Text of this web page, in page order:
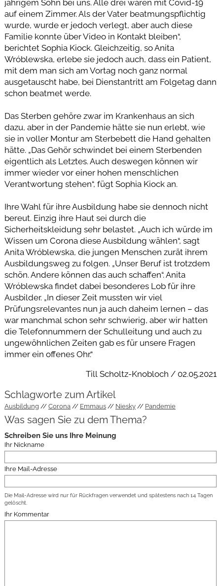
jährigem Sohn bei uns. Alle drei waren mit Covid-19
auf einem Zimmer. Als der Vater beatmungspflichtig
wurde, wurde er jedoch verlegt, aber auch diese
Familie konnte über Video in Kontakt bleiben“,
berichtet Sophia Kiock. Gleichzeitig, so Anita
Wróblewska, erlebe sie jedoch auch, dass ein Patient,
mit dem man sich am Vortag noch ganz normal
ausgetauscht habe, bei Dienstantritt am Folgetag dann
schon beatmet werde.
Das Sterben gehöre zwar im Krankenhaus an sich
dazu, aber in der Pandemie hätte sie nun erlebt, wie
sie in voller Montur am Sterbebett die Hand gehalten
hätte. „Das Gehör schwindet bei einem Sterbenden
eigentlich als Letztes. Auch deswegen können wir
immer wieder vor einer hohen menschlichen
Verantwortung stehen“, fügt Sophia Kiock an.
Ihre Wahl für ihre Ausbildung habe sie dennoch nicht
bereut. Einzig ihre Haut sei durch die
Sicherheitskleidung sehr belastet. „Auch ich würde im
Wissen um Corona diese Ausbildung wählen“, sagt
Anita Wróblewska, die jungen Menschen zurät ihrem
Ausbildungsweg zu folgen. „Unser Beruf ist trotzdem
schön. Andere können das auch schaffen“. Anita
Wróblewska findet dabei besonderes Lob für ihre
Ausbilder. „In dieser Zeit mussten wir viel
Prüfungsrelevantes nun ja auch daheim lernen – das
war manchmal schon sehr schwierig, aber wir hatten
die Telefonnummern der Schulleitung und auch zu
ungewöhnlichen Zeiten gab es für unsere Fragen
immer ein offenes Ohr.“
Till Scholtz-Knobloch / 02.05.2021
Schlagworte zum Artikel
Ausbildung Corona Emmaus Niesky Pandemie
Was sagen Sie zu dem Thema?
Schreiben Sie uns Ihre Meinung
Ihr Nickname
Ihre Mail-Adresse
Die Mail-Adresse wird nur für Rückfragen verwendet und spätestens nach 14 Tagen
gelöscht.
Ihr Kommentar